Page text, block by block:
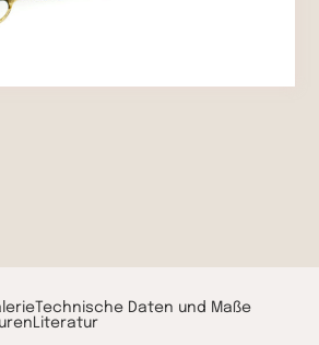
Technische Daten und Maße
Literatur